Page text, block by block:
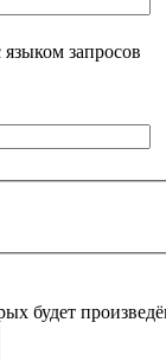
запросов
будет